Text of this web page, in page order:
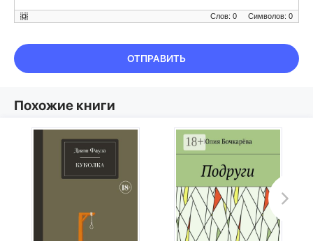
Символов: 0
Слов: 0
ОТПРАВИТЬ
Похожие книги